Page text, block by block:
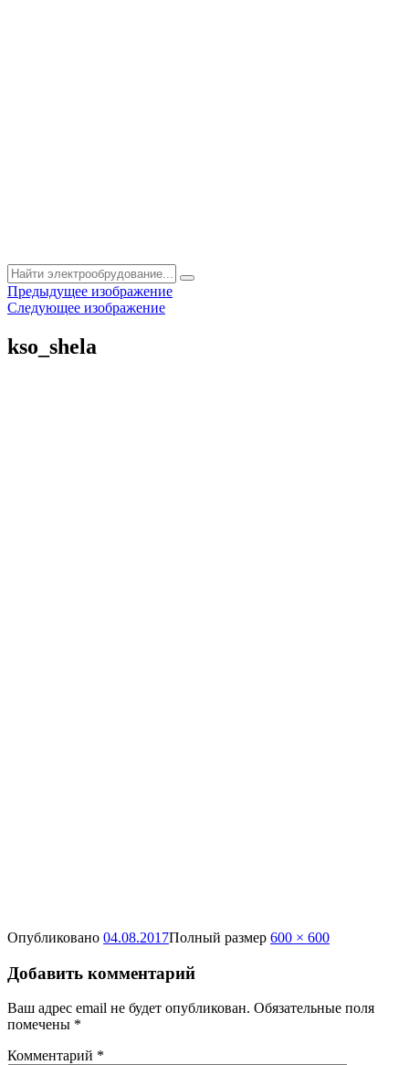
Предыдущее изображение
Следующее изображение
kso_shela
Опубликовано 04.08.2017Полный размер 600 × 600
Добавить комментарий
Ваш адрес email не будет опубликован. Обязательные поля
помечены *
Комментарий *